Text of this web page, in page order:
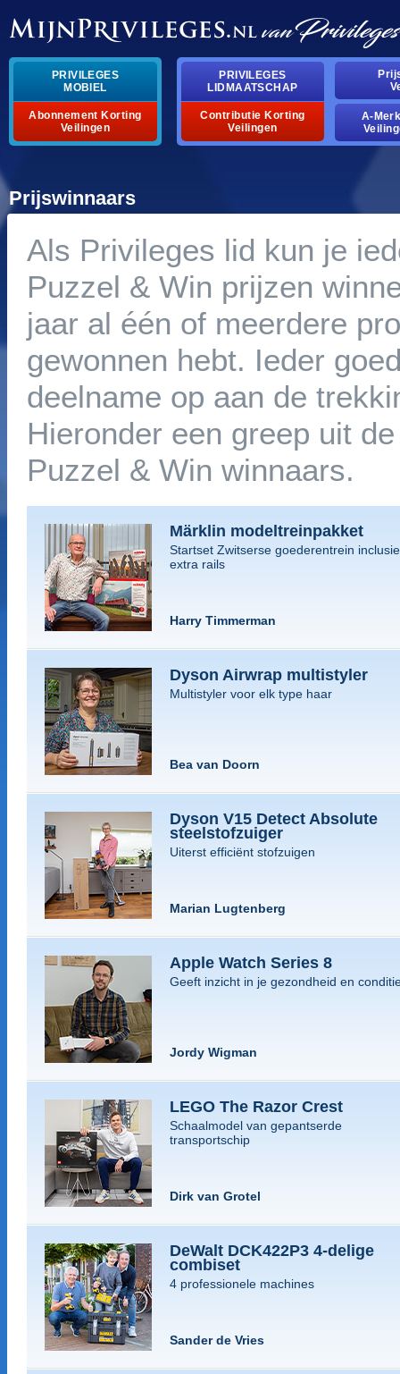
PRIVILEGES
MOBIEL
Abonnement Korting
Veilingen
PRIVILEGES
LIDMAATSCHAP
Contributie Korting
Veilingen
A-
Prijswinnaars
Als Privileges lid kun je
Puzzel & Win prijzen
jaar al één of meerdere
gewonnen hebt. Ieder
deelname op aan de
Hieronder een greep uit
Puzzel & Win winnaars.
Märklin modeltreinpakket
Startset Zwitserse goederentrein
extra rails
Harry Timmerman
Dyson Airwrap multistyler
Multistyler voor elk type haar
Bea van Doorn
Dyson V15 Detect Absolute
steelstofzuiger
Uiterst efficiënt stofzuigen
Marian Lugtenberg
Apple Watch Series 8
Geeft inzicht in je gezondheid en
Jordy Wigman
LEGO The Razor Crest
Schaalmodel van gepantserde
transportschip
Dirk van Grotel
DeWalt DCK422P3 4-delige
combiset
4 professionele machines
Sander de Vries